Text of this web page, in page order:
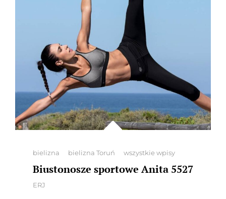
Categories
bielizna bielizna Toruń wszystkie wpisy
Biustonosze sportowe Anita 5527
By
ERJ